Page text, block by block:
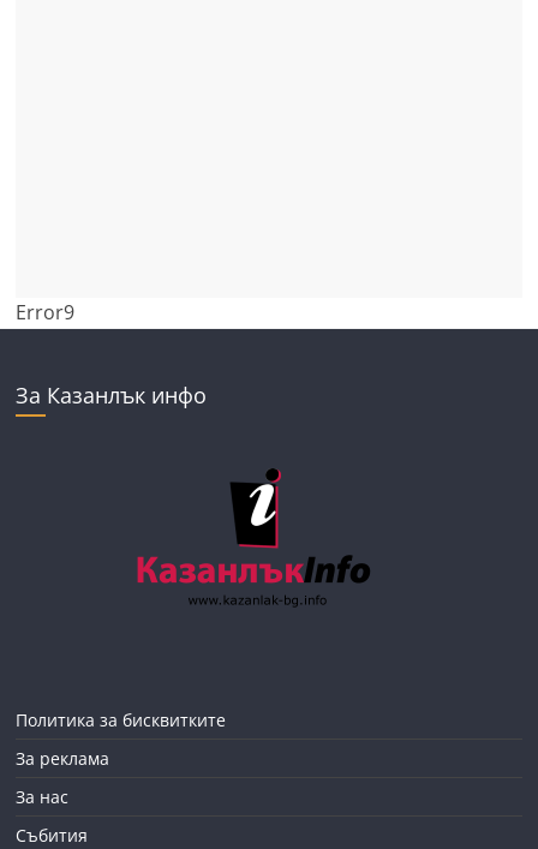
Error9
За Казанлък инфо
Политика за бисквитките
За реклама
За нас
Събития